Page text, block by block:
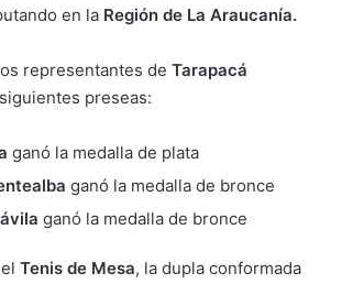
en la Región de La Araucanía.
representantes de Tarapacá
preseas:
ganó la medalla de plata
ganó la medalla de bronce
ganó la medalla de bronce
Tenis de Mesa, la dupla conformada